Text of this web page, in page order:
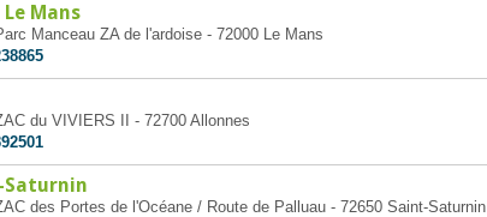
Mans
Manceau ZA de l'ardoise - 72000 Le Mans
du VIVIERS II - 72700 Allonnes
Saturnin
des Portes de l'Océane / Route de Palluau - 72650 Saint-Saturnin